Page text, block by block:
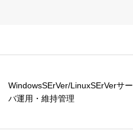
WindowsSErVer/LinuxSErVerサー
バ運用・維持管理